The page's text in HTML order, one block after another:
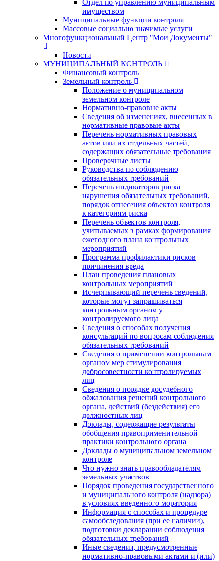
Отдел по управлению муниципальным
имуществом
Муниципальные функции контроля
Массовые социально значимые услуги
Многофункциональный Центр "Мои Документы"
Новости
МУНИЦИПАЛЬНЫЙ КОНТРОЛЬ
Финансовый контроль
Земельный контроль
Положение о муниципальном
земельном контроле
Нормативно-правовые акты
Сведения об изменениях, внесенных в
нормативные правовые акты
Перечень нормативных правовых
актов или их отдельных частей,
содержащих обязательные требования
Проверочные листы
Руководства по соблюдению
обязательных требований
Перечень индикаторов риска
нарушения обязательных требований,
порядок отнесения объектов контроля
к категориям риска
Перечень объектов контроля,
учитываемых в рамках формирования
ежегодного плана контрольных
мероприятий
Программа профилактики рисков
причинения вреда
План проведения плановых
контрольных мероприятий
Исчерпывающий перечень сведений,
которые могут запрашиваться
контрольным органом у
контролируемого лица
Сведения о способах получения
консультаций по вопросам соблюдения
обязательных требований
Сведения о применении контрольным
органом мер стимулирования
добросовестности контролируемых
лиц
Сведения о порядке досудебного
обжалования решений контрольного
органа, действий (бездействия) его
должностных лиц
Доклады, содержащие результаты
обобщения правоприменительной
практики контрольного органа
Доклады о муниципальном земельном
контроле
Что нужно знать правообладателям
земельных участков
Порядок проведения государственного
и муниципального контроля (надзора)
в условиях введенного моратория
Информация о способах и процедуре
самообследования (при ее наличии),
подготовки декларации соблюдения
обязательных требований
Иные сведения, предусмотренные
нормативно-правовыми актами и (или)